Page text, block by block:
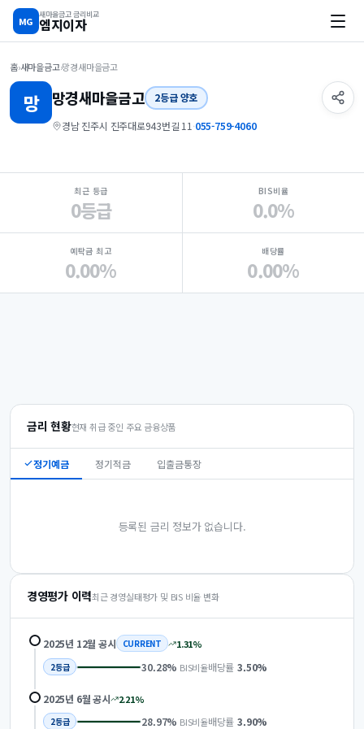
MG
새마을금고 금리비교
엠지이자
홈›새마을금고›망경새마을금고
망 망경새마을금고 2등급 양호
경남 진주시 진주대로943번길 11 ·055-759-4060
지점 핵심 지표 요약
최근 등급
0등급
BIS비율
0.0%
예탁금 최고
0.00%
배당률
0.00%
금리 현황현재 취급 중인 주요 금융상품
정기예금 정기적금 입출금통장
등록된 금리 정보가 없습니다.
경영평가 이력최근 경영실태평가 및 BIS 비율 변화
2025년 12월 공시 CURRENT 1.31%
2등급 30.28% BIS비율배당률 3.50%
2025년 6월공시 2.21%
2등급 28.97% BIS비율배당률 3.90%